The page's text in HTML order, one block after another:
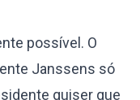
possível. O
Janssens só
quiser que